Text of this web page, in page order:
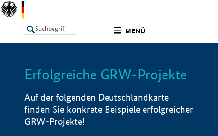
MENÜ
LISTE Info
Erfolgreiche GRW-Projekte
Auf der folgenden Deutschlandkarte
finden Sie konkrete Beispiele erfolgreicher
GRW-Projekte!